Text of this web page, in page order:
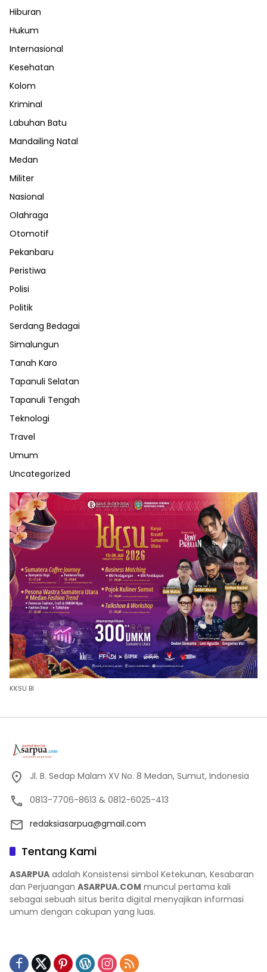
Hiburan
Hukum
Internasional
Kesehatan
Kolom
Kriminal
Labuhan Batu
Mandailing Natal
Medan
Militer
Nasional
Olahraga
Otomotif
Pekanbaru
Peristiwa
Polisi
Politik
Serdang Bedagai
Simalungun
Tanah Karo
Tapanuli Selatan
Tapanuli Tengah
Teknologi
Travel
Umum
Uncategorized
KKSU BI
Jl. B. Sedap Malam XV No. 8 Medan, Sumut, Indonesia
0813-7706-8613 & 0812-6025-413
redaksiasarpua@gmail.com
Tentang Kami
ASARPUA adalah Konsistensi simbol Ketekunan, Kesabaran
dan Perjuangan ASARPUA.COM muncul pertama kali
sebagai sebuah situs berita digital menyajikan informasi
umum dengan cakupan yang luas.